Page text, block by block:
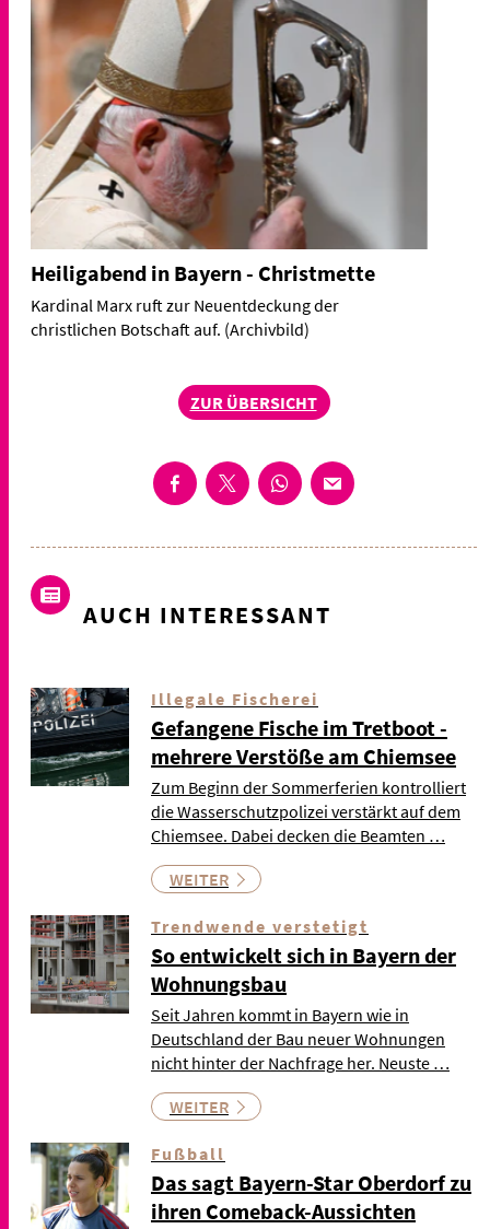
Heiligabend in Bayern - Christmette
Kardinal Marx ruft zur Neuentdeckung der
christlichen Botschaft auf. (Archivbild)
ZUR ÜBERSICHT
AUCH INTERESSANT
Illegale Fischerei
Gefangene Fische im Tretboot -
mehrere Verstöße am Chiemsee
Zum Beginn der Sommerferien kontrolliert
die Wasserschutzpolizei verstärkt auf dem
Chiemsee. Dabei decken die Beamten …
WEITER
Trendwende verstetigt
So entwickelt sich in Bayern der
Wohnungsbau
Seit Jahren kommt in Bayern wie in
Deutschland der Bau neuer Wohnungen
nicht hinter der Nachfrage her. Neuste …
WEITER
Fußball
Das sagt Bayern-Star Oberdorf zu
ihren Comeback-Aussichten